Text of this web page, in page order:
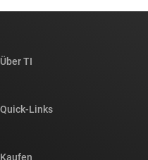
Über TI
Newsroom
Quick-Links
Kaufen